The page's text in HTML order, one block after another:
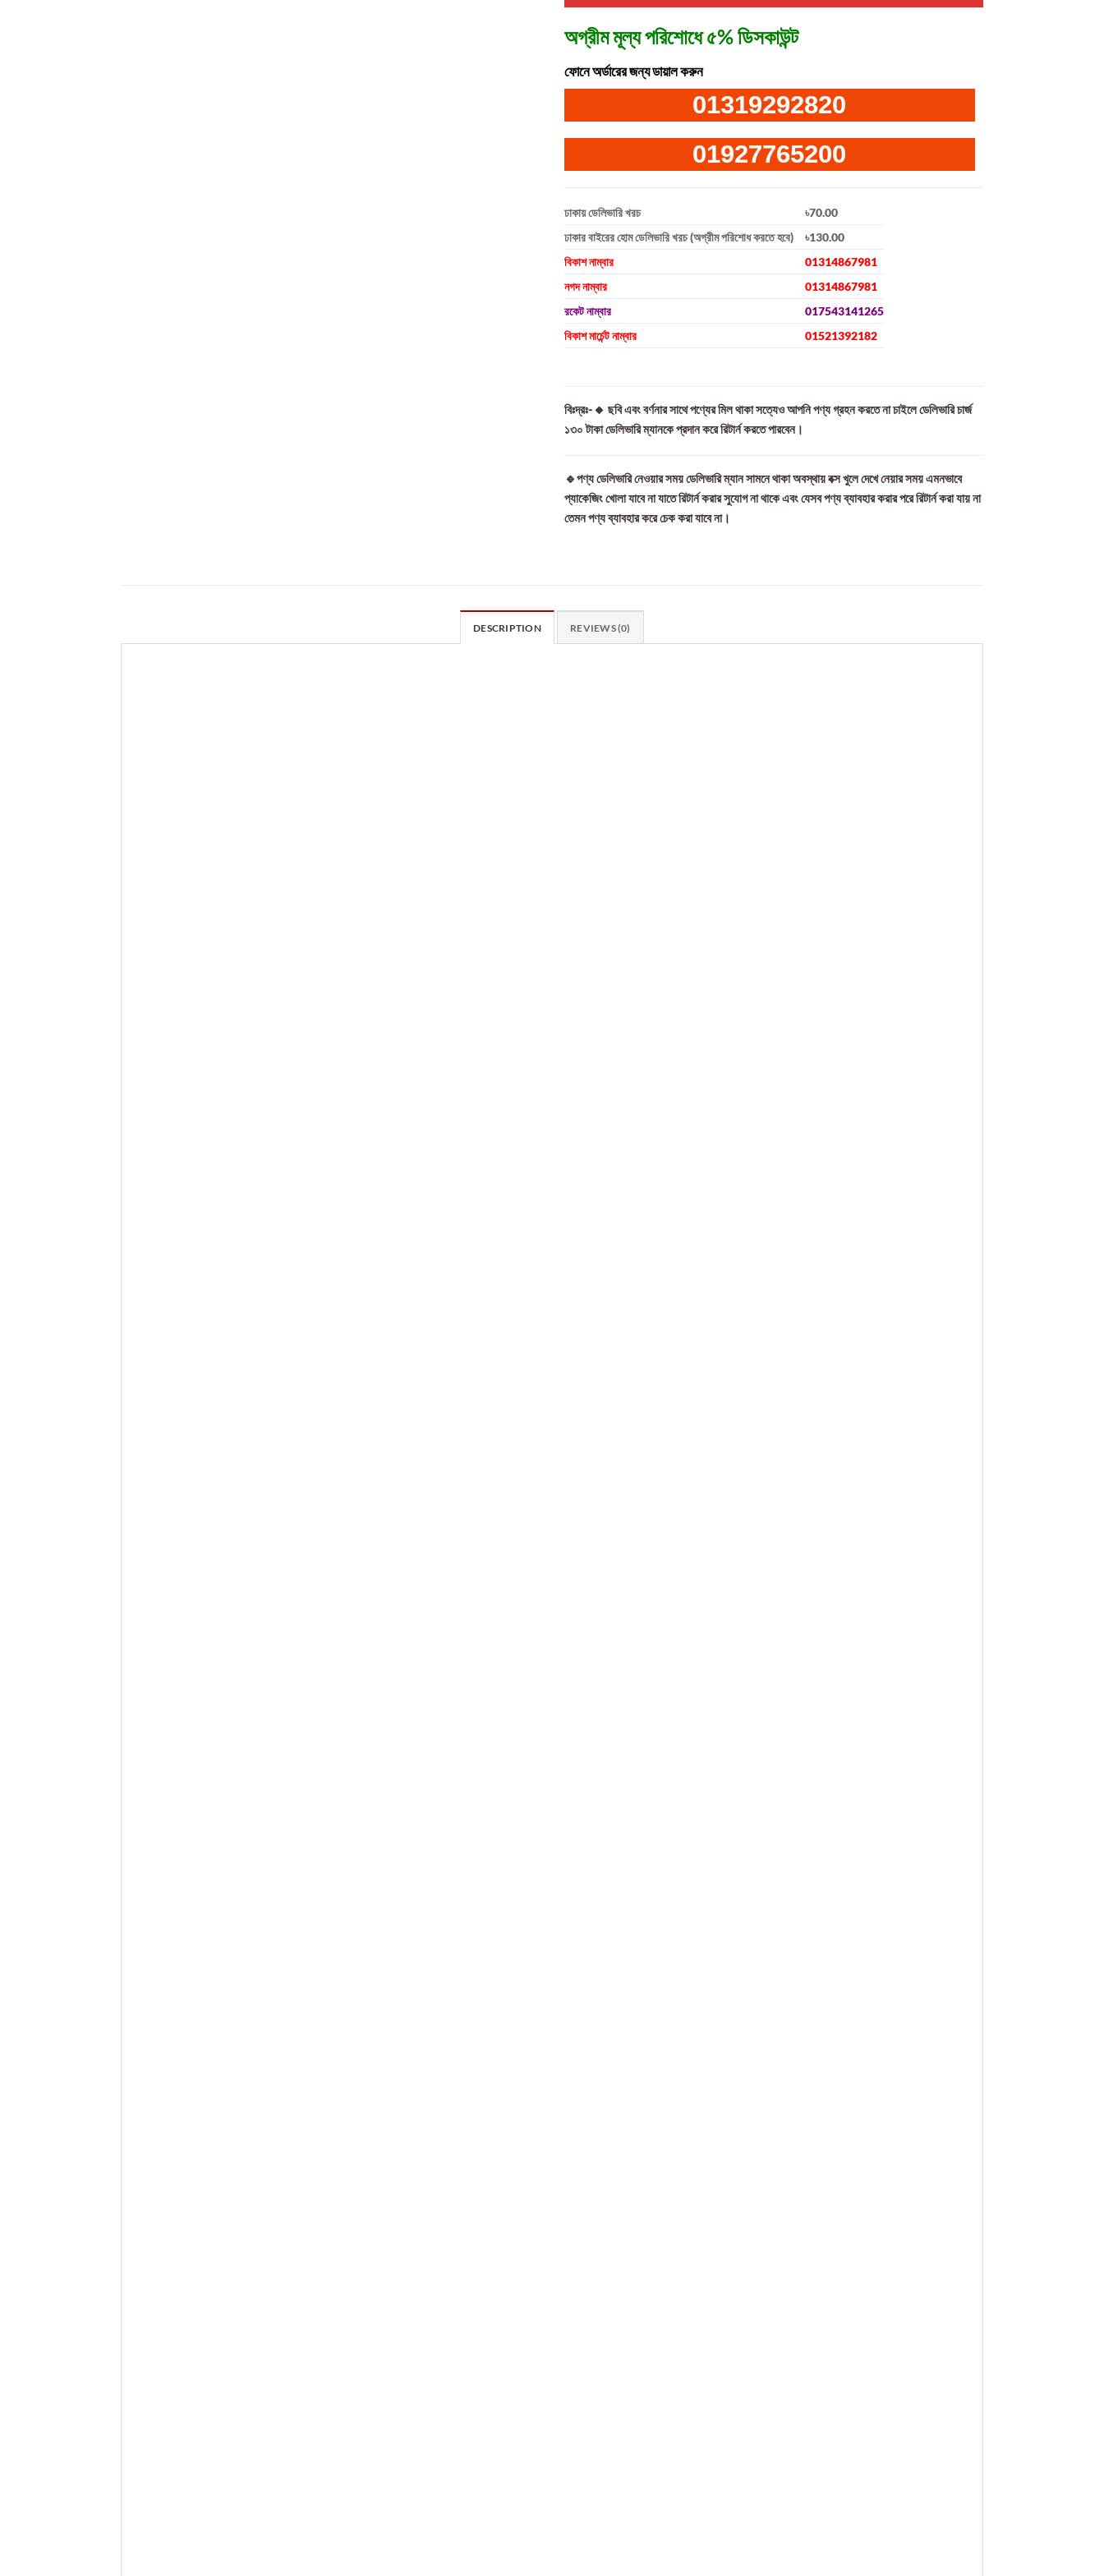
অগ্রীম মূল্য পরিশোধে ৫% ডিসকাউন্ট
ফোনে অর্ডারের জন্য ডায়াল করুন
01319292820
01927765200
ঢাকায় ডেলিভারি খরচ
৳70.00
ঢাকার বাইরের হোম ডেলিভারি খরচ (অগ্রীম পরিশোধ করতে হবে)
৳130.00
বিকাশ নাম্বার
01314867981
নগদ নাম্বার
01314867981
রকেট নাম্বার
017543141265
বিকাশ মার্চেন্ট নাম্বার
01521392182
বিঃদ্রঃ-🔸 ছবি এবং বর্ণনার সাথে পণ্যের মিল থাকা সত্যেও আপনি পণ্য গ্রহন করতে না চাইলে ডেলিভারি চার্জ
১৩০ টাকা ডেলিভারি ম্যানকে প্রদান করে রিটার্ন করতে পারবেন।
🔹পণ্য ডেলিভারি নেওয়ার সময় ডেলিভারি ম্যান সামনে থাকা অবস্থায় বক্স খুলে দেখে নেয়ার সময় এমনভাবে
প্যাকেজিং খোলা যাবে না যাতে রিটার্ন করার সুযোগ না থাকে এবং যেসব পণ্য ব্যাবহার করার পরে রিটার্ন করা যায় না
তেমন পণ্য ব্যাবহার করে চেক করা যাবে না।
DESCRIPTION REVIEWS (0)